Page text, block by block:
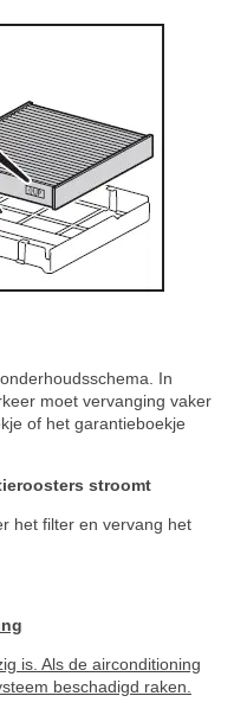
In
moet vervanging vaker
of het garantieboekje
stroomt
het filter en vervang het
is. Als de airconditioning
beschadigd raken.